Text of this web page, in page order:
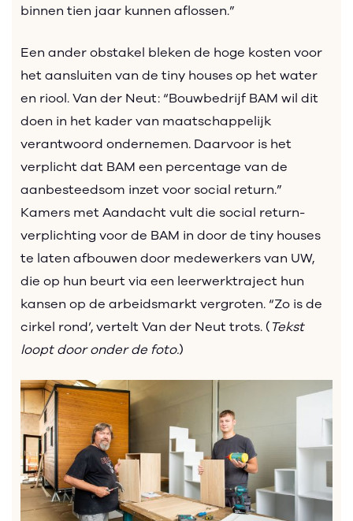
binnen tien jaar kunnen aflossen.”
Een ander obstakel bleken de hoge kosten voor
het aansluiten van de tiny houses op het water
en riool. Van der Neut: “Bouwbedrijf BAM wil dit
doen in het kader van maatschappelijk
verantwoord ondernemen. Daarvoor is het
verplicht dat BAM een percentage van de
aanbesteedsom inzet voor social return.”
Kamers met Aandacht vult die social return-
verplichting voor de BAM in door de tiny houses
te laten afbouwen door medewerkers van UW,
die op hun beurt via een leerwerktraject hun
kansen op de arbeidsmarkt vergroten. “Zo is de
cirkel rond’, vertelt Van der Neut trots. (Tekst
loopt door onder de foto.)